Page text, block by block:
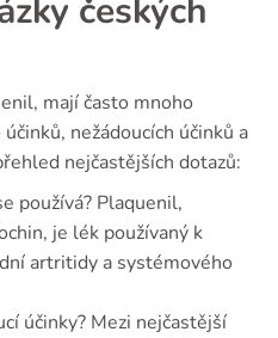
českých
mají často mnoho
nežádoucích účinků a
nejčastějších dotazů:
používá? Plaquenil,
je lék používaný k
artritidy a systémového
účinky? Mezi nejčastější